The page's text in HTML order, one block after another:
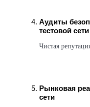
Партнеры Bitrue
До 65% комиссии!
Аудиты
тестовой сети
Чистая
Рынковая
сети